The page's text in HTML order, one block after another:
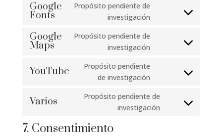
recaptcha
Google
Fonts
Propósito pendiente de
investigación
Google
Maps
Propósito pendiente de
investigación
YouTube
Propósito pendiente
de investigación
service
youtube
Varios
Propósito pendiente de
investigación
Consent
7. Consentimiento